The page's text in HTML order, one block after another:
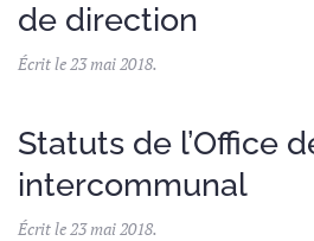
de direction
Écrit le23 mai 2018.
Statuts de l’Office
intercommunal
Écrit le23 mai 2018.